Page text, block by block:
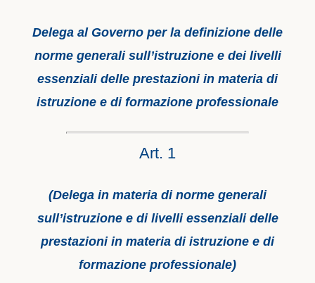
Delega al Governo per la definizione delle
norme generali sull’istruzione e dei livelli
essenziali delle prestazioni in materia di
istruzione e di formazione professionale
Art. 1
(Delega in materia di norme generali
sull’istruzione e di livelli essenziali delle
prestazioni in materia di istruzione e di
formazione professionale)